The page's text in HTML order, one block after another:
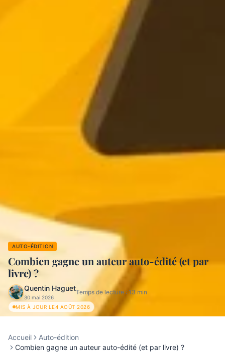
AUTO-ÉDITION
Combien gagne un auteur auto-édité (et par
livre) ?
Quentin Haguet
30 mai 2026
Temps de lecture : 13 min
MIS À JOUR LE4 AOÛT 2026
Accueil
Auto-édition
Combien gagne un auteur auto-édité (et par livre) ?